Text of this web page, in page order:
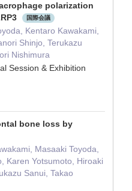
polarization
国際会議
Kentaro Kawakami,
Shinjo, Terukazu
Nishimura
Session & Exhibition
bone loss by
Masaaki Toyoda,
Karen Yotsumoto, Hiroaki
Sanui, Takao